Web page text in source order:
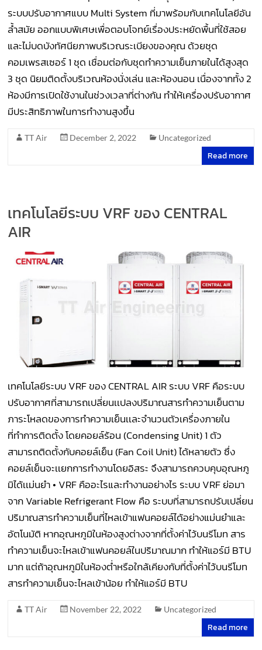
ระบบปรับอากาศแบบ Multi System ที่มาพร้อมกับเทคโนโลยีอัน
ล้ำสมัย ออกแบบพิเศษเพื่อตอบโจทย์เรื่องประหยัดพื้นที่ใช้สอย
และไม่บดบังทัศนียภาพบริเวณระเบียงของคุณ ด้วยชุด
คอมเพรสเซอร์ 1 ชุด เชื่อมต่อกับชุดทำความเย็นภายในได้สูงสุด
3 ชุด นิยมติดตั้งบริเวณห้องนั่งเล่น และห้องนอน เนื่องจากทั้ง 2
ห้องมีการเปิดใช้งานในช่วงเวลาที่ต่างกัน ทำให้เครื่องปรับอากาศ
มีประสิทธิภาพในการทำงานสูงขึ้น
TT Air December 2, 2022 Uncategorized
Read more
เทคโนโลยีระบบ VRF ของ CENTRAL
AIR
เทคโนโลยีระบบ VRF ของ CENTRAL AIR ระบบ VRF คือระบบ
ปรับอากาศที่สามารถเปลี่ยนเเปลงปริมาณสารทำความเย็นตาม
ภาระโหลดของการทำความเย็นเเละจำนวนตัวเครื่องภายใน
ที่ทำการติดตั้ง โดยคอยล์ร้อน (Condensing Unit) 1 ตัว
สามารถติดตั้งกับคอยล์เย็น (Fan Coil Unit) ได้หลายตัว ซึ่ง
คอยล์เย็นจะเเยกการทำงานโดยอิสระ จึงสามารถควบคุบอุณหภู
มิได้เเม่นยำ • VRF คืออะไรและทำงานอย่างไร ระบบ VRF ย่อมา
จาก Variable Refrigerant Flow คือ ระบบที่สามารถปรับเปลี่ยน
ปริมาณสารทำความเย็นที่ไหลเข้าแฟนคอยล์ได้อย่างแม่นยำและ
อัตโนมัติ หากอุณหภูมิในห้องสูงต่างจากที่ตั้งค่าไว้บนรีโมท สาร
ทำความเย็นจะไหลเข้าแฟนคอยล์ในปริมาณมาก ทำให้แอร์มี BTU
มาก แต่ถ้าอุณหภูมิในห้องต่ำหรือใกล้เคียงกับที่ตั้งค่าไว้บนรีโมท
สารทำความเย็นจะไหลเข้าน้อย ทำให้แอร์มี BTU
TT Air November 22, 2022 Uncategorized
Read more